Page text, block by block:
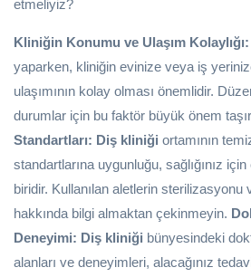
etmeliyiz?
Kliniğin Konumu ve Ulaşım Kolaylığı:
yaparken, kliniğin evinize veya iş
ulaşımının kolay olması önemlidir.
durumlar için bu faktör büyük önem
Standartları: Diş kliniği ortamının
standartlarına uygunluğu, sağlığınız
biridir. Kullanılan aletlerin
hakkında bilgi almaktan çekinmeyin.
Deneyimi: Diş kliniği bünyesindeki
alanları ve deneyimleri, alacağınız